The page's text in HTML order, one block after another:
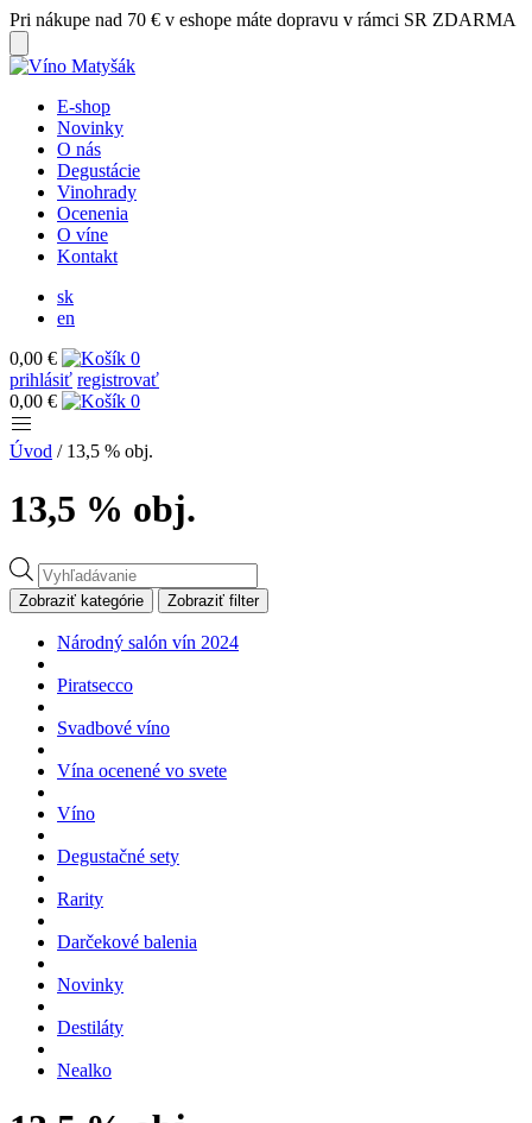
Pri nákupe nad 70 € v eshope máte dopravu v rámci SR ZDARMA
E-shop
Novinky
O nás
Degustácie
Vinohrady
Ocenenia
O víne
Kontakt
sk
en
0,00 €
0
prihlásiť registrovať
0,00 €
0
Úvod / 13,5 % obj.
13,5 % obj.
Products
search
Zobraziť kategórie Zobraziť filter
Národný salón vín 2024
Piratsecco
Svadbové víno
Vína ocenené vo svete
Víno
Degustačné sety
Rarity
Darčekové balenia
Novinky
Destiláty
Nealko